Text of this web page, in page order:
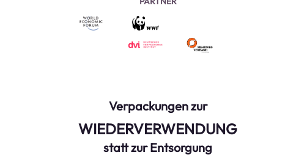
Verpackungen zur
WIEDERVERWENDUNG
statt zur Entsorgung